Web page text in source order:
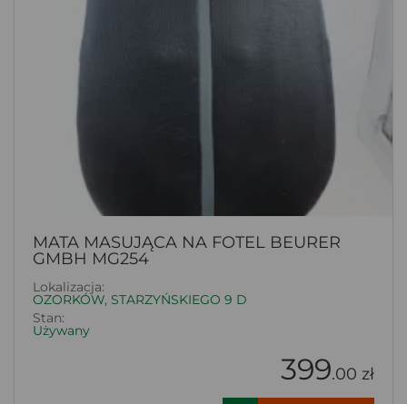
MATA MASUJĄCA NA FOTEL BEURER
GMBH MG254
Lokalizacja:
OZORKÓW, STARZYŃSKIEGO 9 D
Stan:
Używany
399.00 zł